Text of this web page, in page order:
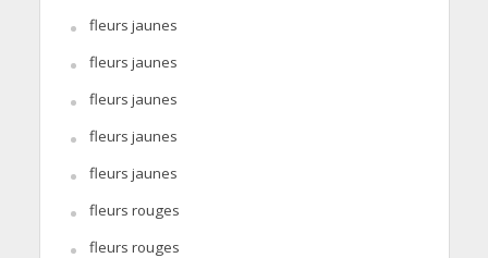
fleurs jaunes
fleurs jaunes
fleurs jaunes
fleurs jaunes
fleurs jaunes
fleurs rouges
fleurs rouges